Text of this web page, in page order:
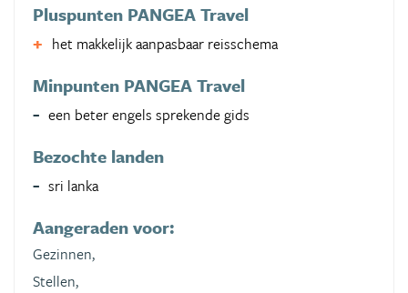
Pluspunten PANGEA Travel
het makkelijk aanpasbaar reisschema
Minpunten PANGEA Travel
een beter engels sprekende gids
Bezochte landen
sri lanka
Aangeraden voor:
Gezinnen,
Stellen,